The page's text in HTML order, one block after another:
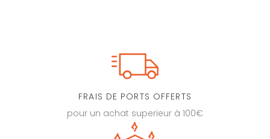
FRAIS DE PORTS OFFERTS
pour un achat superieur à 100€